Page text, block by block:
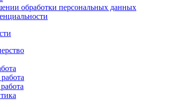
обработки персональных данных